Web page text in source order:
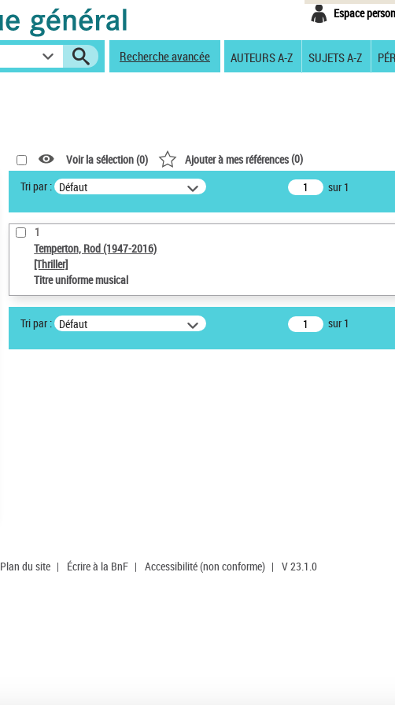
Espace
Recherche avancée AUTEURS A-Z SUJETS A-Z
Voir la sélection (0) Ajouter à mes références(0)
Tri par : Défaut sur 1
1
Temperton, Rod (1947-2016)
[Thriller]
Titre uniforme musical
Tri par : Défaut sur 1
Plan du site | Écrire à la BnF | Accessibilité (non conforme) | V 23.1.0